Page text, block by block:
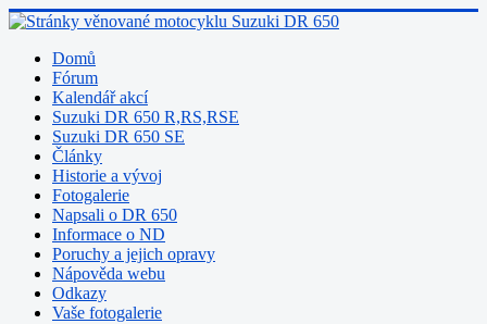
Domů
Fórum
Kalendář akcí
Suzuki DR 650 R,RS,RSE
Suzuki DR 650 SE
Články
Historie a vývoj
Fotogalerie
Napsali o DR 650
Informace o ND
Poruchy a jejich opravy
Nápověda webu
Odkazy
Vaše fotogalerie